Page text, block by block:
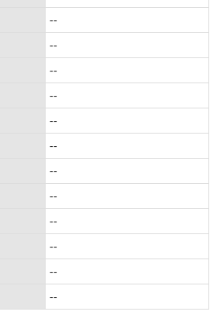
--
--
--
--
--
--
--
--
--
--
--
--